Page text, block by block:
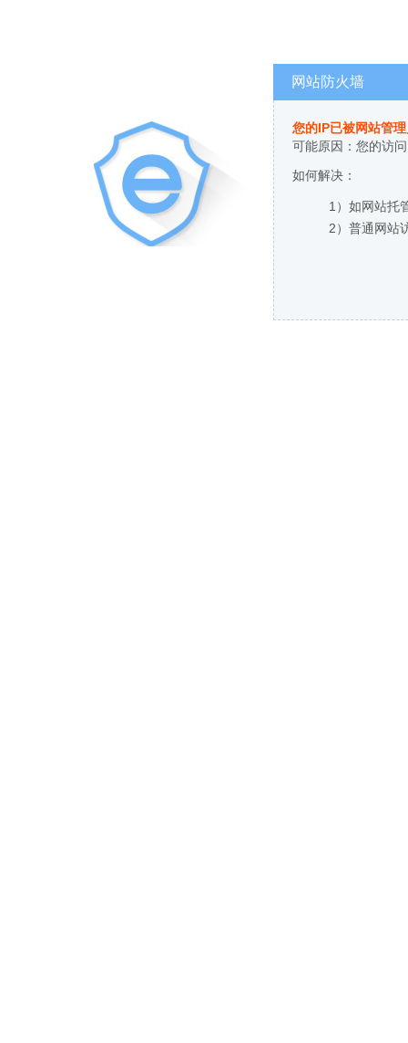
网站防火墙
您的IP已被网站管
可能原因：您的访
如何解决：
1）如网站托
2）普通网站